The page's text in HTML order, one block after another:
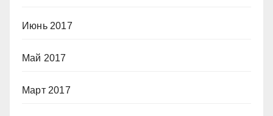
Июнь 2017
Май 2017
Март 2017